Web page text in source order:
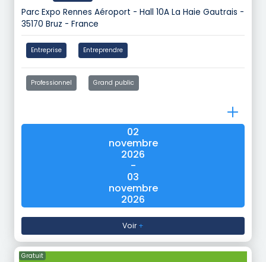
Parc Expo Rennes Aéroport - Hall 10A La Haie Gautrais -
35170 Bruz - France
Entreprise Entreprendre
Professionnel Grand public
02
novembre
2026
-
03
novembre
2026
Voir+
Gratuit